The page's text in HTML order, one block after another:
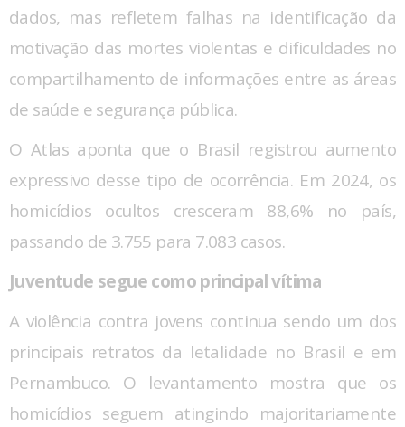
dados, mas refletem falhas na identificação da
motivação das mortes violentas e dificuldades no
compartilhamento de informações entre as áreas
de saúde e segurança pública.
O Atlas aponta que o Brasil registrou aumento
expressivo desse tipo de ocorrência. Em 2024, os
homicídios ocultos cresceram 88,6% no país,
passando de 3.755 para 7.083 casos.
Juventude segue como principal vítima
A violência contra jovens continua sendo um dos
principais retratos da letalidade no Brasil e em
Pernambuco. O levantamento mostra que os
homicídios seguem atingindo majoritariamente